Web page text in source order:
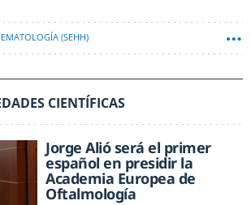
(SEHH)
CIENTÍFICAS
Jorge Alió será el primer
español en presidir la
Academia Europea de
Oftalmología